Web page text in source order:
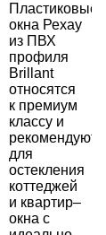
Пластиковые
окна Рехау
из ПВХ
профиля
Brillant
относятся
к премиум
классу и
рекомендуются
для
остекления
коттеджей
и квартир–
окна с